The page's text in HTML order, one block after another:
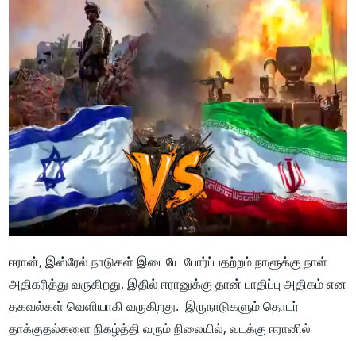
ஈரான், இஸ்ரேல் நாடுகள் இடையே போர்ப்பதற்றம் நாளுக்கு நாள்
அதிகரித்து வருகிறது. இதில் ஈரானுக்கு தான் பாதிப்பு அதிகம் என
தகவல்கள் வெளியாகி வருகிறது. இருநாடுகளும் தொடர்
தாக்குதல்களை நிகழ்த்தி வரும் நிலையில், வடக்கு ஈரானில்